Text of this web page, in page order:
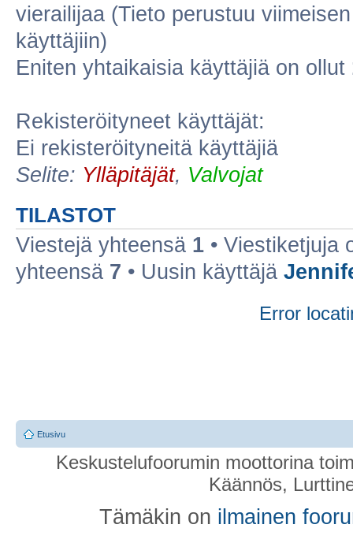
vierailijaa (Tieto perustuu
käyttäjiin)
Eniten yhtaikaisia käyttäjiä on ollut
Rekisteröityneet käyttäjät:
Ei rekisteröityneitä käyttäjiä
Selite: Ylläpitäjät, Valvojat
TILASTOT
Viestejä yhteensä 1 • Viestiketjuja
yhteensä 7 • Uusin käyttäjä
Error
Etusivu
Keskustelufoorumin moottorina
Käännös,
Tämäkin on ilmainen